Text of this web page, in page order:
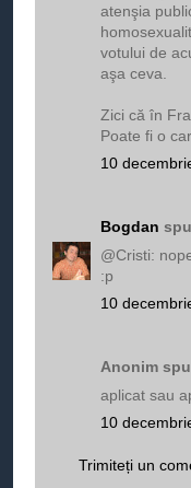
atenşia
votului de
aşa ceva.
Zici că în
Poate fi o
10
Bogdan
@Cristi:
:p
10
Anonim
aplicat sau
10
Trimiteți un